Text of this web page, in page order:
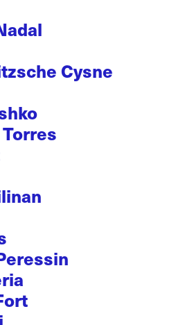
Cysne